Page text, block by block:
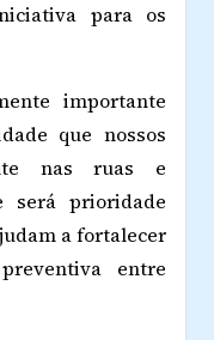
para os
importante
que nossos
nas ruas e
será prioridade
a fortalecer
entre